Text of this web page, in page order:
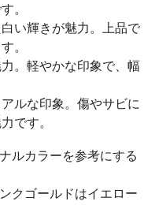
。
い輝きが魅力。上品で
。
。軽やかな印象で、幅
ルな印象。傷やサビに
です。
ルカラーを参考にする
クゴールドはイエロー